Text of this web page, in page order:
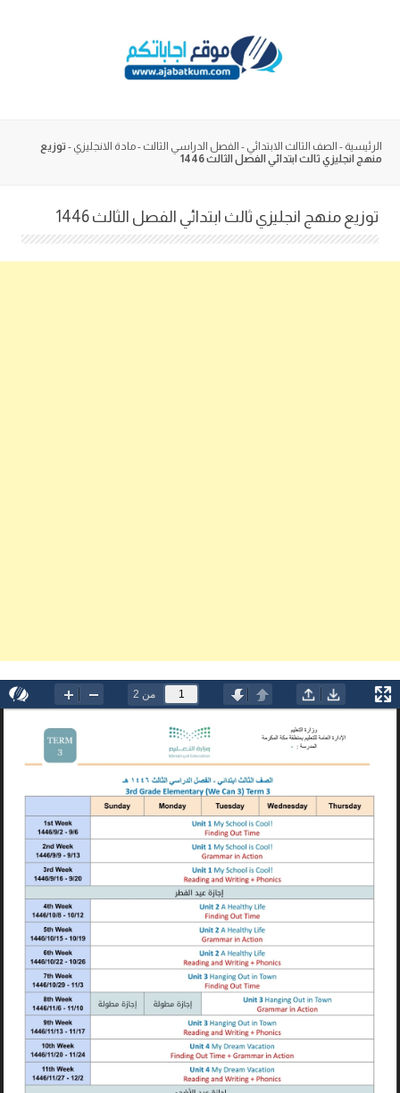
الرئيسية - الصف الثالث الابتدائي - الفصل الدراسي الثالث -مادة الانجليزي - توزيع
منهج انجليزي ثالث ابتدائي الفصل الثالث 1446
توزيع منهج انجليزي ثالث ابتدائي الفصل الثالث 1446